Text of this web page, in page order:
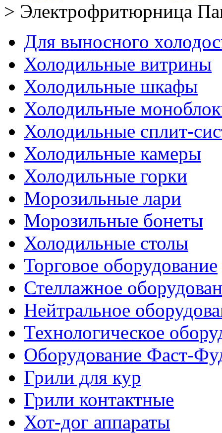
> Электрофритюрница
Для выносного
Холодильные витрины
Холодильные шкафы
Холодильные
Холодильные сплит-
Холодильные камеры
Холодильные горки
Морозильные лари
Морозильные бонеты
Холодильные столы
Торговое оборудование
Стеллажное
Нейтральное
Технологическое
Оборудование Фаст-
Грили для кур
Грили контактные
Хот-дог аппараты